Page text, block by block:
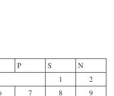
P S
N
1
2
7 8
9